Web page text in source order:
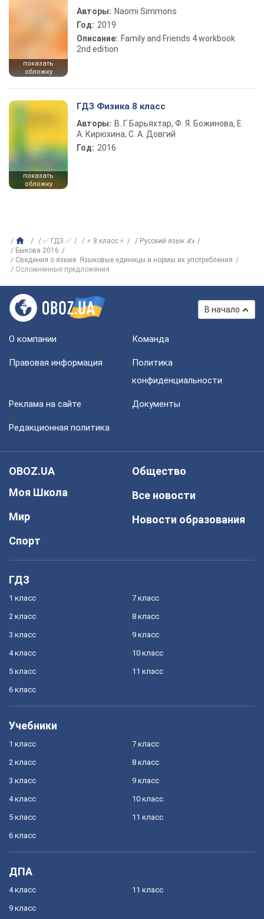
показать
обложку
Авторы: Naomi Simmons
Год: 2019
Описание: Family and Friends 4 workbook
2nd edition
показать
обложку
ГДЗ Физика 8 класс
Авторы: В. Г. Барьяхтар, Ф. Я. Божинова, Е.
А. Кирюхина, С. А. Довгий
Год: 2016
✅ ГДЗ ✅ ⚡ 8 класс ⚡
Русский язык ✍
Быкова 2016
Сведения о языке. Языковые единицы и нормы их употребления
Осложненные предложения
В начало
О компании Команда
Правовая информация
Политика
конфиденциальности
Реклама на сайте Документы
Редакционная политика
OBOZ.UA
Моя Школа
Мир
Спорт
Общество
Все новости
Новости образования
ГДЗ
1 класс
2 класс
3 класс
4 класс
5 класс
6 класс
7 класс
8 класс
9 класс
10 класс
11 класс
Учебники
1 класс
2 класс
3 класс
4 класс
5 класс
6 класс
7 класс
8 класс
9 класс
10 класс
11 класс
ДПА
4 класс
9 класс
11 класс